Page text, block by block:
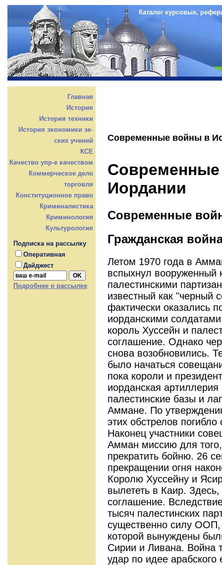
Каталог курсовых,
Главная
История
История техники
История экономики эк-
ских учений
КСЕ
Качество упр-е качеством
Коммерческое дело
торговля
Конституционное право
Криминалистика
Криминология
Культурология
Подписка на рассылку
Оперативная
Дайджест
Подробнее о рассылке
Современные войны в
Иордании
Современные
Гражданская
Летом 1970 года в
вспыхнул вооруженный
палестинскими
известный как "черный
фактически оказались
иорданскими
король Хуссейн и
соглашение. Однако
снова возобновились.
было начаться
пока короли и
иорданская
палестинские базы и
Аммане. По
этих обстрелов
Наконец участники
Амман миссию для
прекратить бойню. 26
прекращении огня
Королю Хуссейну и
вылететь в Каир.
соглашение.
тысяч палестинских
существенно силу
которой вынуждены
Сирии и Ливана. Война
удар по идее арабского